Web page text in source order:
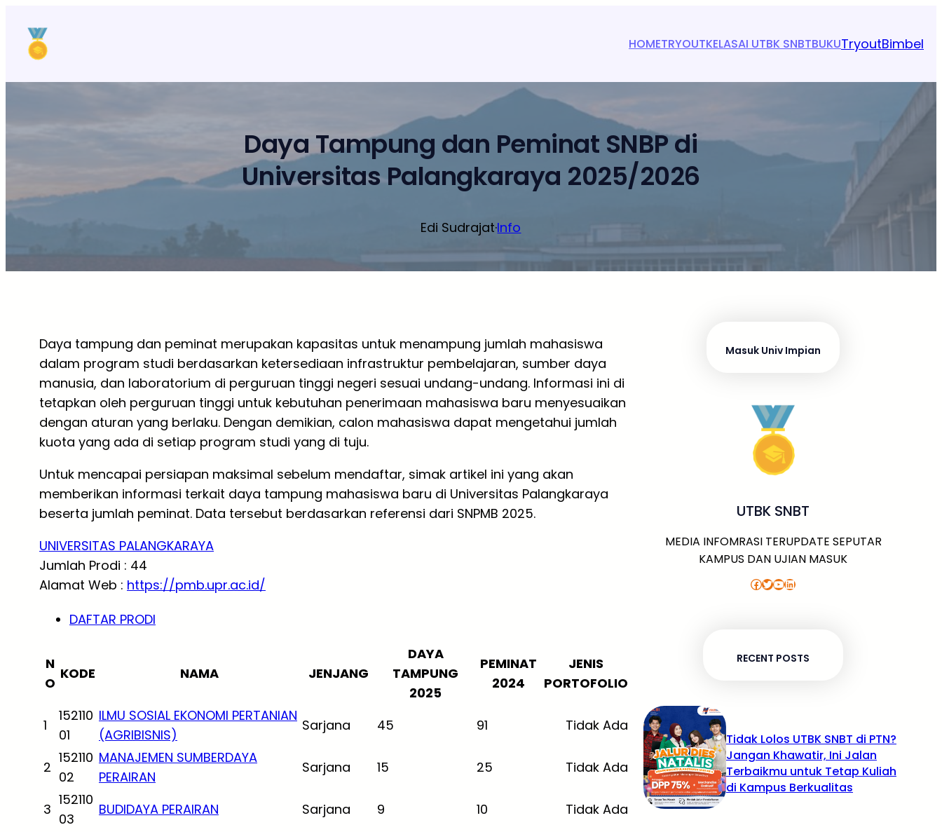
konten
HOMETRYOUTKELASAI UTBK SNBTBUKUTryoutBimbel
Daya Tampung dan Peminat SNBP di
Universitas Palangkaraya 2025/2026
Edi Sudrajat·Info
Daya tampung dan peminat merupakan kapasitas untuk menampung jumlah mahasiswa
dalam program studi berdasarkan ketersediaan infrastruktur pembelajaran, sumber daya
manusia, dan laboratorium di perguruan tinggi negeri sesuai undang-undang. Informasi ini di
tetapkan oleh perguruan tinggi untuk kebutuhan penerimaan mahasiswa baru menyesuaikan
dengan aturan yang berlaku. Dengan demikian, calon mahasiswa dapat mengetahui jumlah
kuota yang ada di setiap program studi yang di tuju.
Untuk mencapai persiapan maksimal sebelum mendaftar, simak artikel ini yang akan
memberikan informasi terkait daya tampung mahasiswa baru di Universitas Palangkaraya
beserta jumlah peminat. Data tersebut berdasarkan referensi dari SNPMB 2025.
UNIVERSITAS PALANGKARAYA
Jumlah Prodi : 44
Alamat Web : https://pmb.upr.ac.id/
DAFTAR PRODI
N
O
KODE NAMA JENJANG
DAYA
TAMPUNG
2025
PEMINAT
2024
JENIS
PORTOFOLIO
1
152110
01
ILMU SOSIAL EKONOMI PERTANIAN
(AGRIBISNIS)
Sarjana 45 91 Tidak Ada
2
152110
02
MANAJEMEN SUMBERDAYA
PERAIRAN
Sarjana 15 25 Tidak Ada
3
152110
03
BUDIDAYA PERAIRAN Sarjana 9 10 Tidak Ada
Masuk Univ Impian
UTBK SNBT
MEDIA INFOMRASI TERUPDATE SEPUTAR
KAMPUS DAN UJIAN MASUK
Facebook Twitter YouTube LinkedIn
RECENT POSTS
Tidak Lolos UTBK SNBT di PTN?
Jangan Khawatir, Ini Jalan
Terbaikmu untuk Tetap Kuliah
di Kampus Berkualitas